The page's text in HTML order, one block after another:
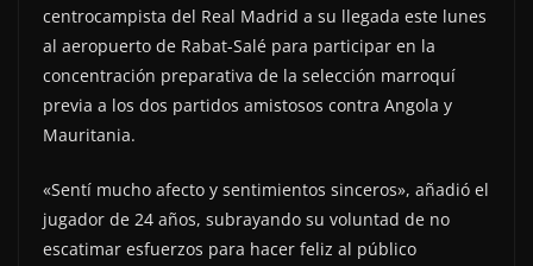
centrocampista del Real Madrid a su llegada este lunes
al aeropuerto de Rabat-Salé para participar en la
concentración preparativa de la selección marroquí
previa a los dos partidos amistosos contra Angola y
Mauritania.
«Sentí mucho afecto y sentimientos sinceros», añadió el
jugador de 24 años, subrayando su voluntad de no
escatimar esfuerzos para hacer feliz al público